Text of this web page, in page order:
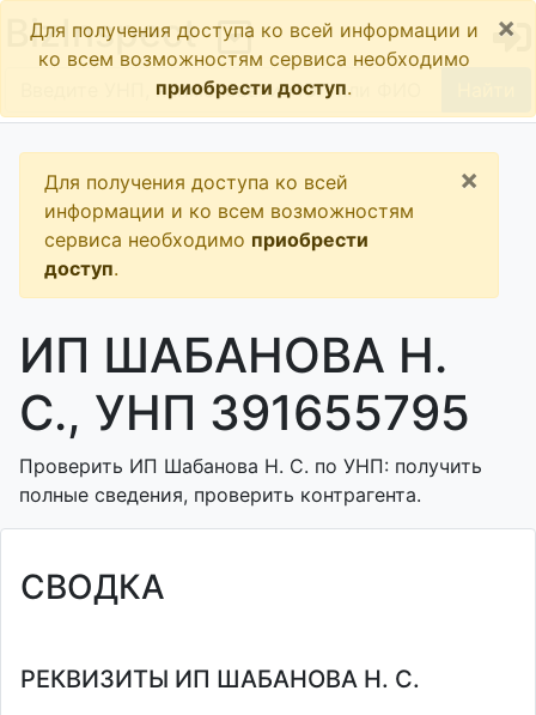
BizInspect
Для получения доступа ко всей информации и
ко всем возможностям сервиса необходимо
приобрести доступ.
×
Для получения доступа ко всей
информации и ко всем возможностям
сервиса необходимо приобрести
доступ.
×
ИП ШАБАНОВА Н.
С., УНП 391655795
Проверить ИП Шабанова Н. С. по УНП: получить
полные сведения, проверить контрагента.
СВОДКА
РЕКВИЗИТЫ ИП ШАБАНОВА Н. С.